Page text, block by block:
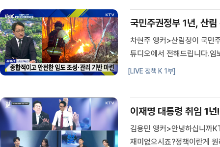
국민주권정부 1년, 산
차현주 앵커>산림청이 국민
튜디오에서 전해드립니다.
발표했는데요.특히, 이 대통
[LIVE 정책 K 1부]
이재명 대통령 취임 1
김용민 앵커>안녕하십니까
재미없으시죠?정책이란게